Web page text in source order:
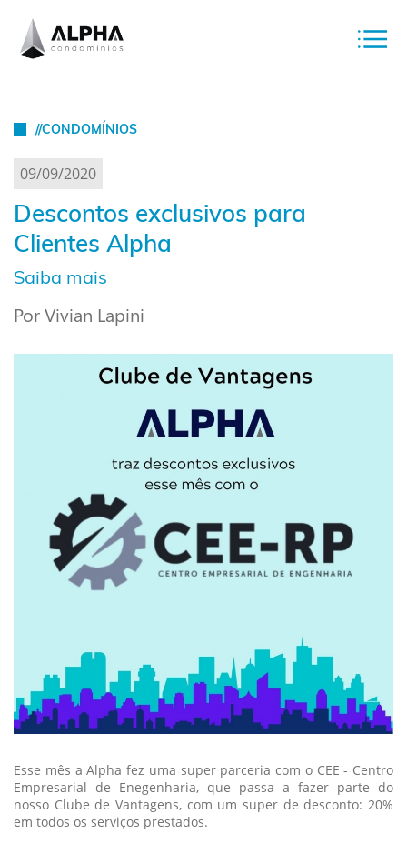
//CONDOMÍNIOS
09/09/2020
Descontos exclusivos para
Clientes Alpha
Saiba mais
Por Vivian Lapini
Esse mês a Alpha fez uma super parceria com o CEE - Centro
Empresarial de Enegenharia, que passa a fazer parte do
nosso Clube de Vantagens, com um super de desconto: 20%
em todos os serviços prestados.